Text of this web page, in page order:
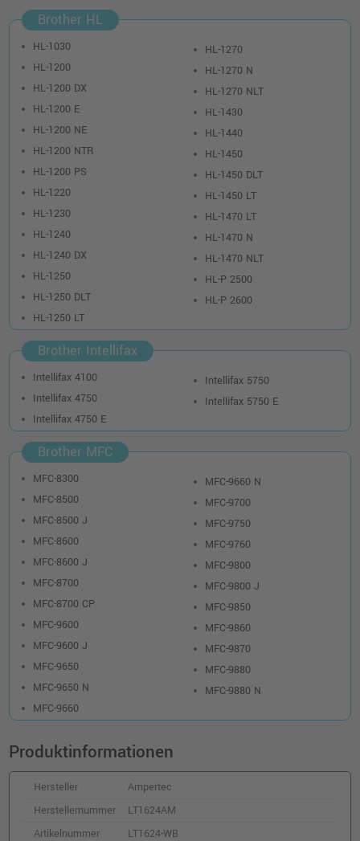
Brother HL
HL-1030
HL-1200
HL-1200 DX
HL-1200 E
HL-1200 NE
HL-1200 NTR
HL-1200 PS
HL-1220
HL-1230
HL-1240
HL-1240 DX
HL-1250
HL-1250 DLT
HL-1250 LT
HL-1270
HL-1270 N
HL-1270 NLT
HL-1430
HL-1440
HL-1450
HL-1450 DLT
HL-1450 LT
HL-1470 LT
HL-1470 N
HL-1470 NLT
HL-P 2500
HL-P 2600
Brother Intellifax
Intellifax 4100
Intellifax 4750
Intellifax 4750 E
Intellifax 5750
Intellifax 5750 E
Brother MFC
MFC-8300
MFC-8500
MFC-8500 J
MFC-8600
MFC-8600 J
MFC-8700
MFC-8700 CP
MFC-9600
MFC-9600 J
MFC-9650
MFC-9650 N
MFC-9660
MFC-9660 N
MFC-9700
MFC-9750
MFC-9760
MFC-9800
MFC-9800 J
MFC-9850
MFC-9860
MFC-9870
MFC-9880
MFC-9880 N
Produktinformationen
Hersteller
Ampertec
Herstellernummer
LT1624AM
Artikelnummer
LT1624-WB